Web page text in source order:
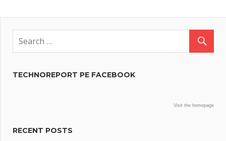
TECHNOREPORT PE FACEBOOK
Visit the homepage
RECENT POSTS